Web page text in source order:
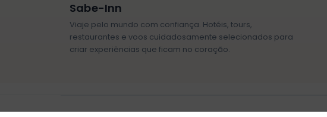
Sabe-Inn
Viaje pelo mundo com confiança. Hotéis, tours,
restaurantes e voos cuidadosamente selecionados para
criar experiências que ficam no coração.